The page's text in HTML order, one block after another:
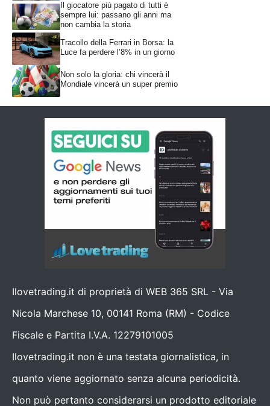
Il giocatore più pagato di tutti è
sempre lui: passano gli anni ma
non cambia la storia
Tracollo della Ferrari in Borsa: la
Luce fa perdere l’8% in un giorno
Non solo la gloria: chi vincerà il
Mondiale vincerà un super premio
Ilovetrading.it di proprietà di WEB 365 SRL - Via
Nicola Marchese 10, 00141 Roma (RM) - Codice
Fiscale e Partita I.V.A. 12279101005
Ilovetrading.it non è una testata giornalistica, in
quanto viene aggiornato senza alcuna periodicità.
Non può pertanto considerarsi un prodotto editoriale